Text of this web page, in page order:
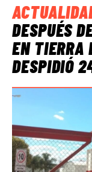
DESPUÉS
EN TIERRA
DESPIDIÓ